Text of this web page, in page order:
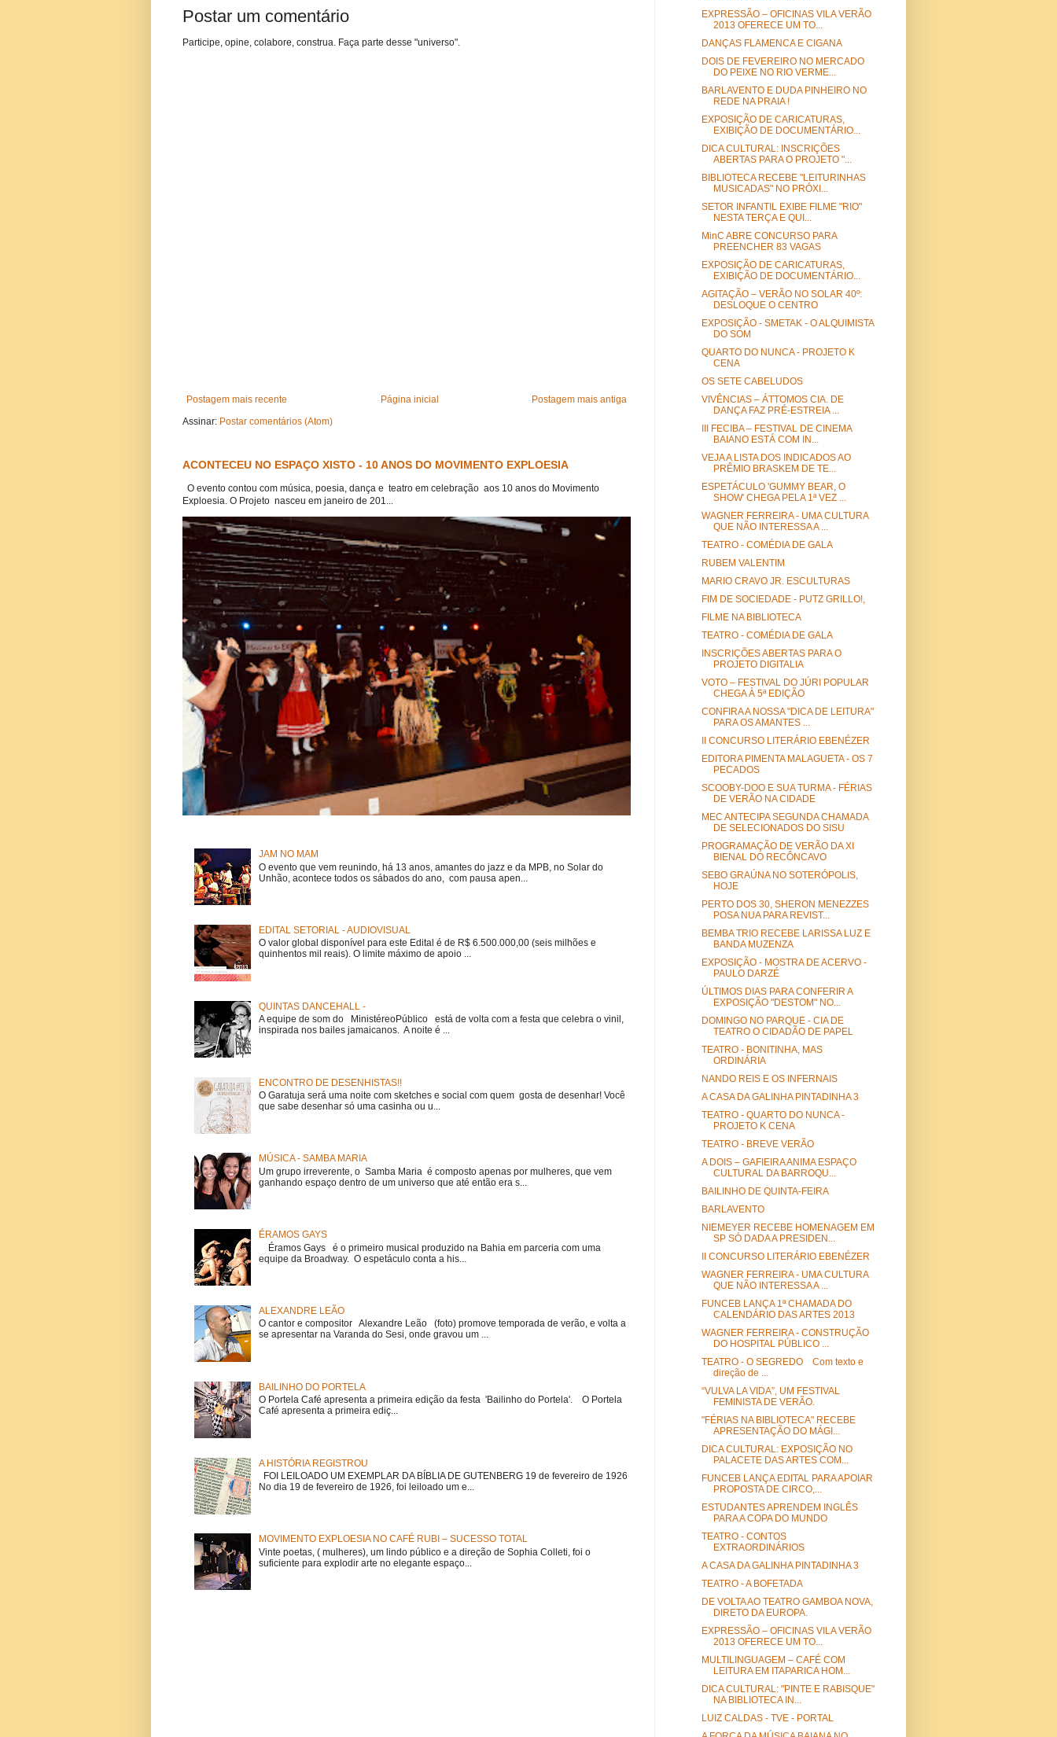
Postar um comentário
Participe, opine, colabore, construa. Faça parte desse "universo".
Postagem mais recente Postagem mais antiga
Página inicial
Assinar: Postar comentários (Atom)
ACONTECEU NO ESPAÇO XISTO - 10 ANOS DO MOVIMENTO EXPLOESIA
O evento contou com música, poesia, dança e teatro em celebração aos 10 anos do Movimento
Exploesia. O Projeto nasceu em janeiro de 201...
JAM NO MAM
O evento que vem reunindo, há 13 anos, amantes do jazz e da MPB, no Solar do
Unhão, acontece todos os sábados do ano, com pausa apen...
EDITAL SETORIAL - AUDIOVISUAL
O valor global disponível para este Edital é de R$ 6.500.000,00 (seis milhões e
quinhentos mil reais). O limite máximo de apoio ...
QUINTAS DANCEHALL -
A equipe de som do MinistéreoPúblico está de volta com a festa que celebra o vinil,
inspirada nos bailes jamaicanos. A noite é ...
ENCONTRO DE DESENHISTAS!!
O Garatuja será uma noite com sketches e social com quem gosta de desenhar! Você
que sabe desenhar só uma casinha ou u...
MÚSICA - SAMBA MARIA
Um grupo irreverente, o Samba Maria é composto apenas por mulheres, que vem
ganhando espaço dentro de um universo que até então era s...
ÉRAMOS GAYS
Éramos Gays é o primeiro musical produzido na Bahia em parceria com uma
equipe da Broadway. O espetáculo conta a his...
ALEXANDRE LEÃO
O cantor e compositor Alexandre Leão (foto) promove temporada de verão, e volta a
se apresentar na Varanda do Sesi, onde gravou um ...
BAILINHO DO PORTELA
O Portela Café apresenta a primeira edição da festa 'Bailinho do Portela'. O Portela
Café apresenta a primeira ediç...
A HISTÓRIA REGISTROU
FOI LEILOADO UM EXEMPLAR DA BÍBLIA DE GUTENBERG 19 de fevereiro de 1926
No dia 19 de fevereiro de 1926, foi leiloado um e...
MOVIMENTO EXPLOESIA NO CAFÉ RUBI – SUCESSO TOTAL
Vinte poetas, ( mulheres), um lindo público e a direção de Sophia Colleti, foi o
suficiente para explodir arte no elegante espaço...
EXPRESSÃO – OFICINAS VILA VERÃO
2013 OFERECE UM TO...
DANÇAS FLAMENCA E CIGANA
DOIS DE FEVEREIRO NO MERCADO
DO PEIXE NO RIO VERME...
BARLAVENTO E DUDA PINHEIRO NO
REDE NA PRAIA !
EXPOSIÇÃO DE CARICATURAS,
EXIBIÇÃO DE DOCUMENTÁRIO...
DICA CULTURAL: INSCRIÇÕES
ABERTAS PARA O PROJETO "...
BIBLIOTECA RECEBE "LEITURINHAS
MUSICADAS" NO PRÓXI...
SETOR INFANTIL EXIBE FILME "RIO"
NESTA TERÇA E QUI...
MinC ABRE CONCURSO PARA
PREENCHER 83 VAGAS
EXPOSIÇÃO DE CARICATURAS,
EXIBIÇÃO DE DOCUMENTÁRIO...
AGITAÇÃO – VERÃO NO SOLAR 40º:
DESLOQUE O CENTRO
EXPOSIÇÃO - SMETAK - O ALQUIMISTA
DO SOM
QUARTO DO NUNCA - PROJETO K
CENA
OS SETE CABELUDOS
VIVÊNCIAS – ÁTTOMOS CIA. DE
DANÇA FAZ PRÉ-ESTREIA ...
III FECIBA – FESTIVAL DE CINEMA
BAIANO ESTÁ COM IN...
VEJA A LISTA DOS INDICADOS AO
PRÊMIO BRASKEM DE TE...
ESPETÁCULO 'GUMMY BEAR, O
SHOW' CHEGA PELA 1ª VEZ ...
WAGNER FERREIRA - UMA CULTURA
QUE NÃO INTERESSA A ...
TEATRO - COMÉDIA DE GALA
RUBEM VALENTIM
MARIO CRAVO JR. ESCULTURAS
FIM DE SOCIEDADE - PUTZ GRILLO!,
FILME NA BIBLIOTECA
TEATRO - COMÉDIA DE GALA
INSCRIÇÕES ABERTAS PARA O
PROJETO DIGITALIA
VOTO – FESTIVAL DO JÚRI POPULAR
CHEGA À 5ª EDIÇÃO
CONFIRA A NOSSA "DICA DE LEITURA"
PARA OS AMANTES ...
II CONCURSO LITERÁRIO EBENÉZER
EDITORA PIMENTA MALAGUETA - OS 7
PECADOS
SCOOBY-DOO E SUA TURMA - FÉRIAS
DE VERÃO NA CIDADE
MEC ANTECIPA SEGUNDA CHAMADA
DE SELECIONADOS DO SISU
PROGRAMAÇÃO DE VERÃO DA XI
BIENAL DO RECÔNCAVO
SEBO GRAÚNA NO SOTERÓPOLIS,
HOJE
PERTO DOS 30, SHERON MENEZZES
POSA NUA PARA REVIST...
BEMBA TRIO RECEBE LARISSA LUZ E
BANDA MUZENZA
EXPOSIÇÃO - MOSTRA DE ACERVO -
PAULO DARZÉ
ÚLTIMOS DIAS PARA CONFERIR A
EXPOSIÇÃO "DESTOM" NO...
DOMINGO NO PARQUE - CIA DE
TEATRO O CIDADÃO DE PAPEL
TEATRO - BONITINHA, MAS
ORDINÁRIA
NANDO REIS E OS INFERNAIS
A CASA DA GALINHA PINTADINHA 3
TEATRO - QUARTO DO NUNCA -
PROJETO K CENA
TEATRO - BREVE VERÃO
A DOIS – GAFIEIRA ANIMA ESPAÇO
CULTURAL DA BARROQU...
BAILINHO DE QUINTA-FEIRA
BARLAVENTO
NIEMEYER RECEBE HOMENAGEM EM
SP SÓ DADA A PRESIDEN...
II CONCURSO LITERÁRIO EBENÉZER
WAGNER FERREIRA - UMA CULTURA
QUE NÃO INTERESSA A ...
FUNCEB LANÇA 1ª CHAMADA DO
CALENDÁRIO DAS ARTES 2013
WAGNER FERREIRA - CONSTRUÇÃO
DO HOSPITAL PÚBLICO ...
TEATRO - O SEGREDO Com texto e
direção de ...
“VULVA LA VIDA”, UM FESTIVAL
FEMINISTA DE VERÃO.
"FÉRIAS NA BIBLIOTECA" RECEBE
APRESENTAÇÃO DO MÁGI...
DICA CULTURAL: EXPOSIÇÃO NO
PALACETE DAS ARTES COM...
FUNCEB LANÇA EDITAL PARA APOIAR
PROPOSTA DE CIRCO,...
ESTUDANTES APRENDEM INGLÊS
PARA A COPA DO MUNDO
TEATRO - CONTOS
EXTRAORDINÁRIOS
A CASA DA GALINHA PINTADINHA 3
TEATRO - A BOFETADA
DE VOLTA AO TEATRO GAMBOA NOVA,
DIRETO DA EUROPA.
EXPRESSÃO – OFICINAS VILA VERÃO
2013 OFERECE UM TO...
MULTILINGUAGEM – CAFÉ COM
LEITURA EM ITAPARICA HOM...
DICA CULTURAL: "PINTE E RABISQUE"
NA BIBLIOTECA IN...
LUIZ CALDAS - TVE - PORTAL